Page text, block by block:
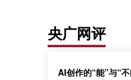
央广网评
AI创作的“能”与“